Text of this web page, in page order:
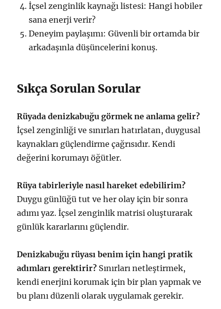
İçsel zenginlik kaynağı listesi: Hangi hobiler
sana enerji verir?
Deneyim paylaşımı: Güvenli bir ortamda bir
arkadaşınla düşüncelerini konuş.
Sıkça Sorulan Sorular
Rüyada denizkabuğu görmek ne anlama gelir?
İçsel zenginliği ve sınırları hatırlatan, duygusal
kaynakları güçlendirme çağrısıdır. Kendi
değerini korumayı öğütler.
Rüya tabirleriyle nasıl hareket edebilirim?
Duygu günlüğü tut ve her olay için bir sonra
adımı yaz. İçsel zenginlik matrisi oluşturarak
günlük kararlarını güçlendir.
Denizkabuğu rüyası benim için hangi pratik
adımları gerektirir? Sınırları netleştirmek,
kendi enerjini korumak için bir plan yapmak ve
bu planı düzenli olarak uygulamak gerekir.